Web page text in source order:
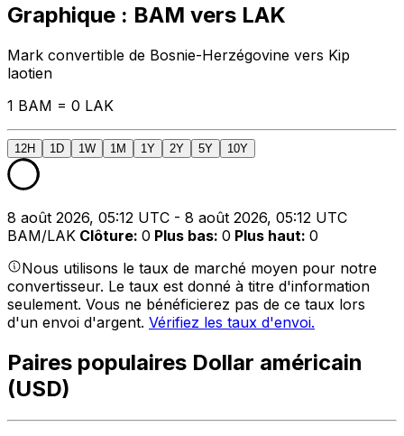
Graphique : BAM vers LAK
Mark convertible de Bosnie-Herzégovine vers Kip
laotien
1 BAM = 0 LAK
12H 1D 1W 1M 1Y 2Y 5Y 10Y
8 août 2026, 05:12 UTC - 8 août 2026, 05:12 UTC
BAM/LAK Clôture: 0 Plus bas: 0 Plus haut: 0
Nous utilisons le taux de marché moyen pour notre
convertisseur. Le taux est donné à titre d'information
seulement. Vous ne bénéficierez pas de ce taux lors
d'un envoi d'argent. Vérifiez les taux d'envoi.
Paires populaires Dollar américain
(USD)